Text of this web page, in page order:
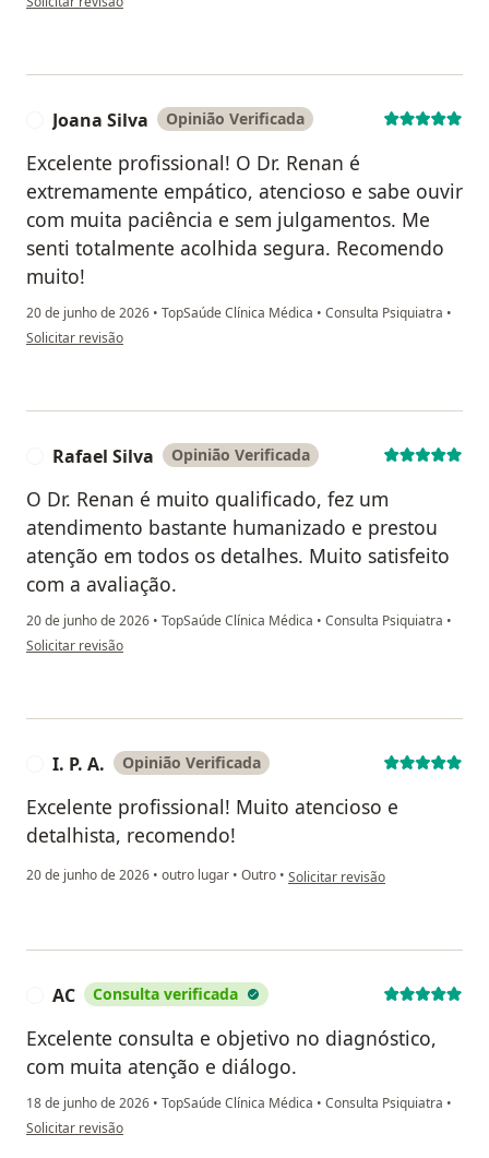
Joana Silva Opinião Verificada
Excelente profissional! O Dr. Renan é
extremamente empático, atencioso e sabe ouvir
com muita paciência e sem julgamentos. Me
senti totalmente acolhida segura. Recomendo
muito!
20 de junho de 2026 • TopSaúde Clínica Médica • Consulta Psiquiatra •
na opinião do utilizador Joana Silva
Solicitar revisão
Rafael Silva Opinião Verificada
O Dr. Renan é muito qualificado, fez um
atendimento bastante humanizado e prestou
atenção em todos os detalhes. Muito satisfeito
com a avaliação.
20 de junho de 2026 • TopSaúde Clínica Médica • Consulta Psiquiatra •
na opinião do utilizador Rafael Silva
Solicitar revisão
I. P. A. Opinião Verificada
Excelente profissional! Muito atencioso e
detalhista, recomendo!
20 de junho de 2026 • outro lugar • Outro • na opinião do utilizador I. P. A.
Solicitar revisão
AC Consulta verificada
Excelente consulta e objetivo no diagnóstico,
com muita atenção e diálogo.
18 de junho de 2026 • TopSaúde Clínica Médica • Consulta Psiquiatra •
na opinião do utilizador AC
Solicitar revisão